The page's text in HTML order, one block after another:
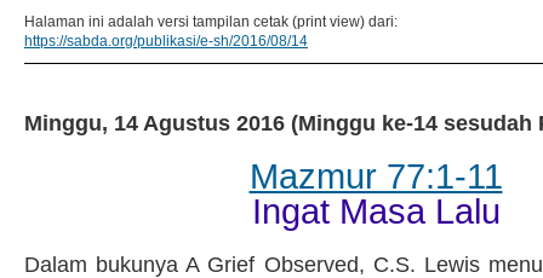
Halaman ini adalah versi tampilan cetak (print view) dari:
https://sabda.org/publikasi/e-sh/2016/08/14
Minggu, 14 Agustus 2016 (Minggu ke-14 sesudah
Mazmur 77:1-11
Ingat Masa Lalu
Dalam bukunya A Grief Observed, C.S. Lewis